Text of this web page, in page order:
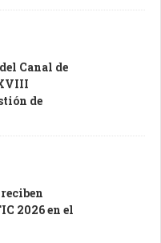
Canal de
de
2026 en el